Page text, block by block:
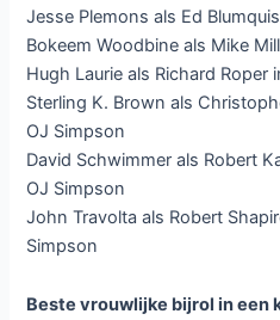
Jesse Plemons als Ed
Bokeem Woodbine als Mike
Hugh Laurie als Richard Roper
Sterling K. Brown als
OJ Simpson
David Schwimmer als Robert
OJ Simpson
John Travolta als Robert
Simpson
Beste vrouwlijke bijrol in een